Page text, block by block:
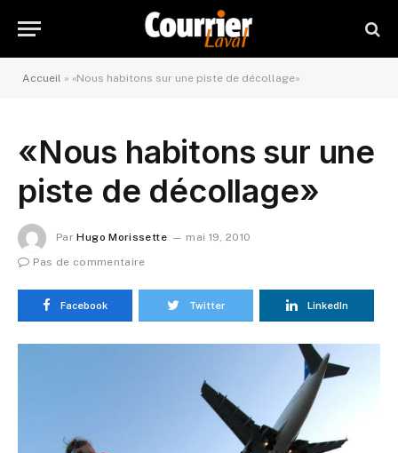
Accueil » «Nous habitons sur une piste de décollage»
«Nous habitons sur une
piste de décollage»
Par Hugo Morissette
mai 19, 2010
Pas de commentaire
Facebook Twitter LinkedIn